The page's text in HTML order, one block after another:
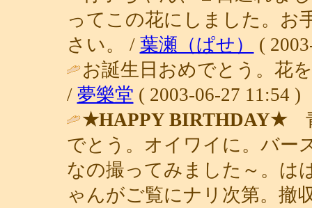
ってこの花にしました。
さい。 / 葉瀬（ぱせ）
(
お誕生日おめでとう。花
/ 夢樂堂 ( 2003-06-27 11:54 )
★HAPPY BIRTHDAY★青
でとう。オイワイに。バ
なの撮ってみました～。は
ゃんがご覧にナリ次第。撤